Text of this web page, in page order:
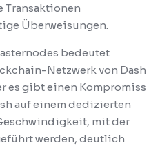
Transaktionen
Überweisungen.
bedeutet
Netzwerk von Dash
es gibt einen Kompromiss
auf einem dedizierten
mit der
werden, deutlich